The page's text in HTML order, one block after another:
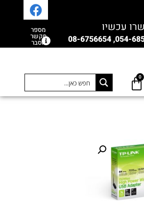
עכשיו
054-6856654,
מספר
מקשר
הסבר
0